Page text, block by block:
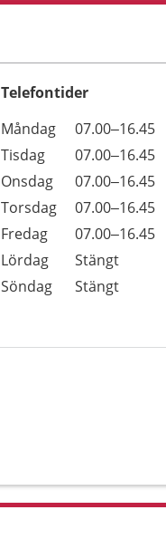
Telefontider
Dag
Öppettider
Kommentarer
Måndag
07.00–16.45
Tisdag
07.00–16.45
Onsdag
07.00–16.45
Torsdag
07.00–16.45
Fredag
07.00–16.45
Lördag
Stängt
Söndag
Stängt